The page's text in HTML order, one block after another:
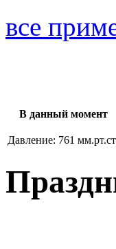
все
В данный момент
Давление: 761